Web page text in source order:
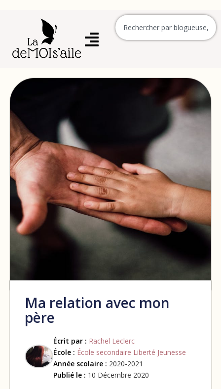
Ma relation avec mon
père
Écrit par : Rachel Leclerc
École : École secondaire Liberté Jeunesse
Année scolaire : 2020-2021
Publié le : 10 Décembre 2020